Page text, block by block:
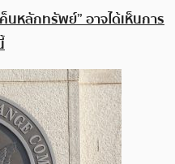
นหลักทรัพย์” อาจได้เห็นการ